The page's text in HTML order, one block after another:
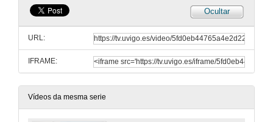
Ocultar
URL:
IFRAME:
Vídeos da mesma serie